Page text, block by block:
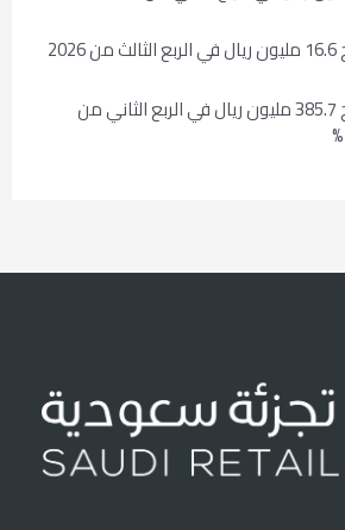
“سينومي سنترز” تربح 385.7 مليون ريال في الربع الثاني من